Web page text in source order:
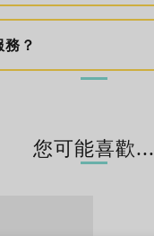
？
您可能喜歡...